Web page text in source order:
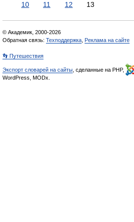
10
11 12 13
© Академик, 2000-2026
Обратная связь: Техподдержка Реклама на сайте
👣 Путешествия
Экспорт словарей на сайты , сделанные на PHP,
WordPress, MODx.